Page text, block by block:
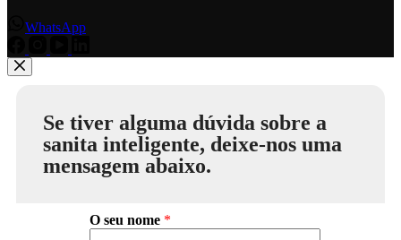
WhatsApp
Se tiver alguma dúvida sobre a
sanita inteligente, deixe-nos uma
mensagem abaixo.
O seu nome *